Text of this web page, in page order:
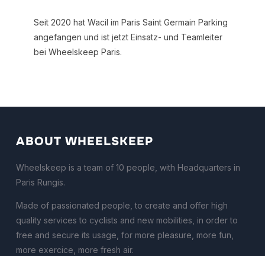
Seit 2020 hat Wacil im Paris Saint Germain Parking
angefangen und ist jetzt Einsatz- und Teamleiter
bei Wheelskeep Paris.
ABOUT WHEELSKEEP
Wheelskeep is a team of 10 people, with Headquarters in
Paris Rungis.
Made of passionated people, to create and offer high
quality services to cyclists and new mobilities, in order to
free and secure its usage, for more pleasure, more fun,
more exercice, more fresh air.